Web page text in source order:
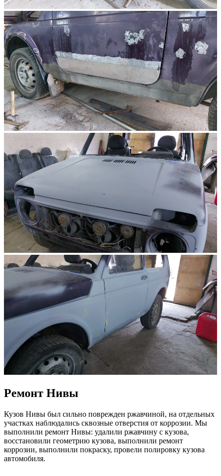
Ремонт Нивы
Кузов Нивы был сильно поврежден ржавчиной, на отдельных
участках наблюдались сквозные отверстия от коррозии. Мы
выполнили ремонт Нивы: удалили ржавчину с кузова,
восстановили геометрию кузова, выполнили ремонт
коррозии, выполнили покраску, провели полировку кузова
автомобиля.